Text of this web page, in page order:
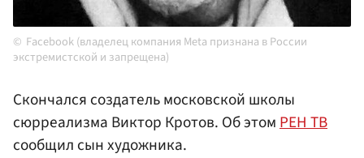
Facebook (владелец компания Meta признана в России
экстремистской и запрещена)
Скончался создатель московской школы
сюрреализма Виктор Кротов. Об этомРЕН ТВ
сообщил сын художника.